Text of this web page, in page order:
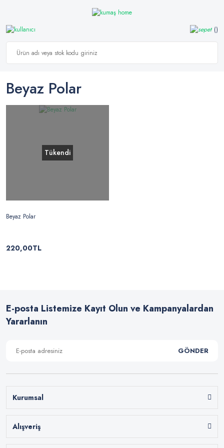
Beyaz Polar
Tükendi
Beyaz Polar
220,00TL
E-posta Listemize Kayıt Olun ve Kampanyalardan
Yararlanın
GÖNDER
Kurumsal
Alışveriş